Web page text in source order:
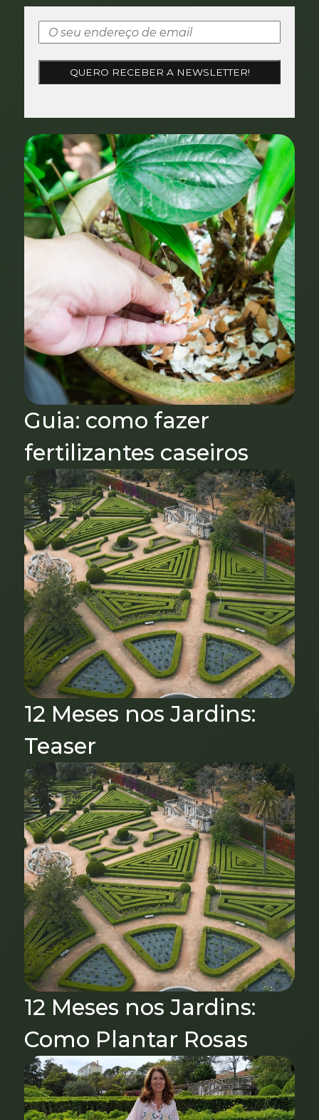
Guia: como fazer
fertilizantes caseiros
12 Meses nos Jardins:
Teaser
12 Meses nos Jardins:
Como Plantar Rosas